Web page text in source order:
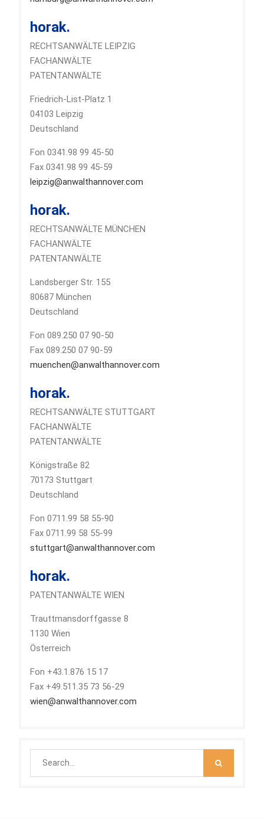
horak.
RECHTSANWÄLTE LEIPZIG
FACHANWÄLTE
PATENTANWÄLTE
Friedrich-List-Platz 1
04103 Leipzig
Deutschland
Fon 0341.98 99 45-50
Fax 0341.98 99 45-59
leipzig@anwalthannover.com
horak.
RECHTSANWÄLTE MÜNCHEN
FACHANWÄLTE
PATENTANWÄLTE
Landsberger Str. 155
80687 München
Deutschland
Fon 089.250 07 90-50
Fax 089.250 07 90-59
muenchen@anwalthannover.com
horak.
RECHTSANWÄLTE STUTTGART
FACHANWÄLTE
PATENTANWÄLTE
Königstraße 82
70173 Stuttgart
Deutschland
Fon 0711.99 58 55-90
Fax 0711.99 58 55-99
stuttgart@anwalthannover.com
horak.
PATENTANWÄLTE WIEN
Trauttmansdorffgasse 8
1130 Wien
Österreich
Fon +43.1.876 15 17
Fax +49.511.35 73 56-29
wien@anwalthannover.com